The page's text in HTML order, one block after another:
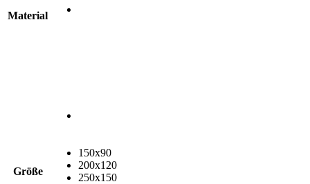
Material
Größe
150x90
200x120
250x150